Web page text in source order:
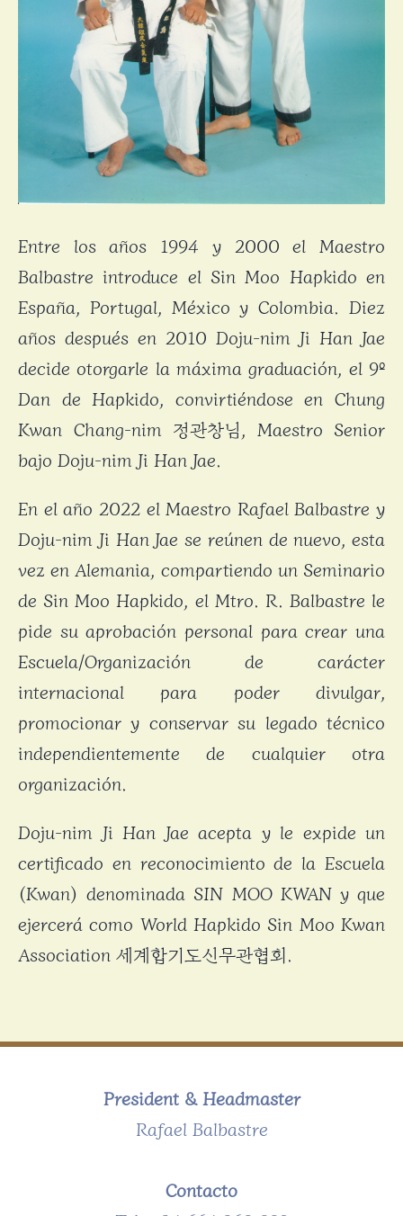
Entre los años 1994 y 2000 el Maestro
Balbastre introduce el Sin Moo Hapkido en
España, Portugal, México y Colombia. Diez
años después en 2010 Doju-nim Ji Han Jae
decide otorgarle la máxima graduación, el 9º
Dan de Hapkido, convirtiéndose en Chung
Kwan Chang-nim 정관창님, Maestro Senior
bajo Doju-nim Ji Han Jae.
En el año 2022 el Maestro Rafael Balbastre y
Doju-nim Ji Han Jae se reúnen de nuevo, esta
vez en Alemania, compartiendo un Seminario
de Sin Moo Hapkido, el Mtro. R. Balbastre le
pide su aprobación personal para crear una
Escuela/Organización de carácter
internacional para poder divulgar,
promocionar y conservar su legado técnico
independientemente de cualquier otra
organización.
Doju-nim Ji Han Jae acepta y le expide un
certificado en reconocimiento de la Escuela
(Kwan) denominada SIN MOO KWAN y que
ejercerá como World Hapkido Sin Moo Kwan
Association 세계합기도신무관협회.
President & Headmaster
Rafael Balbastre
Contacto